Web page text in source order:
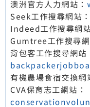
澳洲官方人力網站：
Seek工作搜尋網站：
Indeed工作搜尋網站
Gumtree工作搜尋網
背包客工作搜尋網站
有機農場食宿交換網
CVA保育志工網站：